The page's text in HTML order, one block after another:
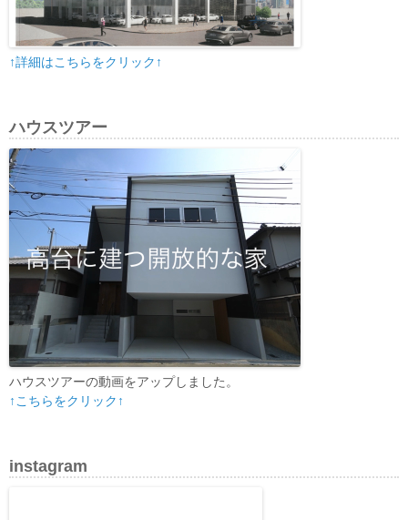
↑詳細はこちらをクリック↑
ハウスツアー
ハウスツアーの動画をアップしました。
↑こちらをクリック↑
instagram